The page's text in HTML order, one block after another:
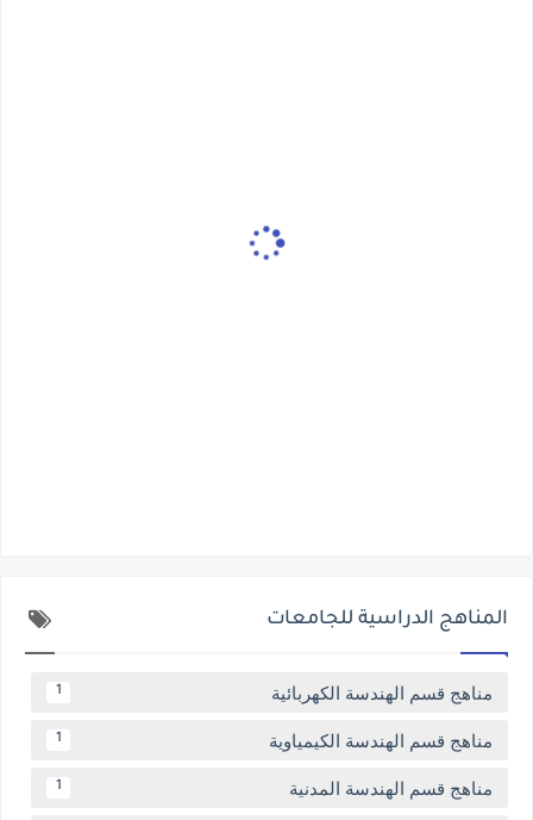
المناهج الدراسية للجامعات
مناهج قسم الهندسة الكهربائية 1
مناهج قسم الهندسة الكيمياوية 1
مناهج قسم الهندسة المدنية 1